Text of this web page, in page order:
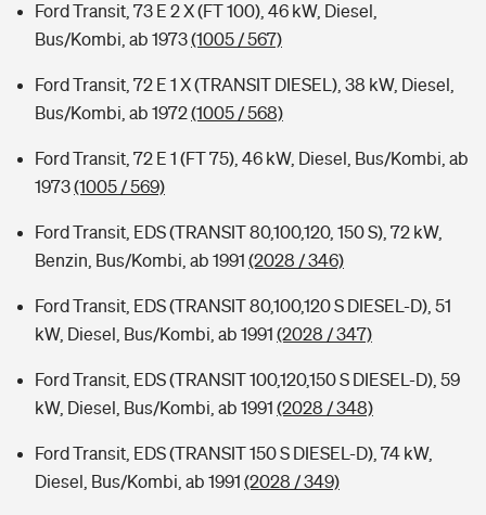
Ford Transit, 73 E 2 X (FT 100), 46 kW, Diesel,
Bus/Kombi, ab 1973(1005 / 567)
Ford Transit, 72 E 1 X (TRANSIT DIESEL), 38 kW, Diesel,
Bus/Kombi, ab 1972(1005 / 568)
Ford Transit, 72 E 1 (FT 75), 46 kW, Diesel, Bus/Kombi, ab
1973(1005 / 569)
Ford Transit, EDS (TRANSIT 80,100,120, 150 S), 72 kW,
Benzin, Bus/Kombi, ab 1991 (2028 / 346)
Ford Transit, EDS (TRANSIT 80,100,120 S DIESEL-D), 51
kW, Diesel, Bus/Kombi, ab 1991 (2028 / 347)
Ford Transit, EDS (TRANSIT 100,120,150 S DIESEL-D), 59
kW, Diesel, Bus/Kombi, ab 1991 (2028 / 348)
Ford Transit, EDS (TRANSIT 150 S DIESEL-D), 74 kW,
Diesel, Bus/Kombi, ab 1991 (2028 / 349)